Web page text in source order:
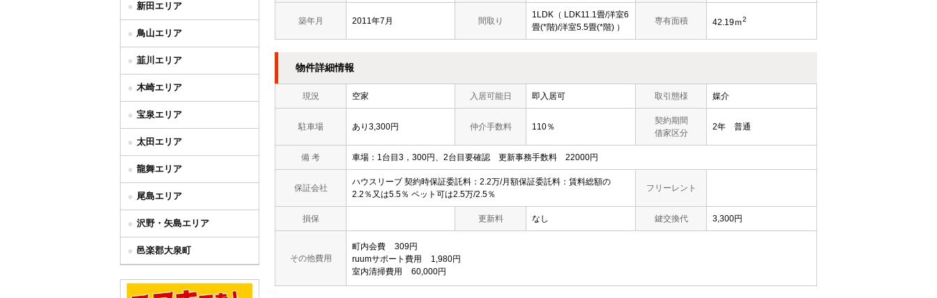
築年月 2011年7月 間取り
1LDK（ LDK11.1畳/洋室6
畳(*階)/洋室5.5畳(*階) ）
専有面積 42.19ｍ2
物件詳細情報
現況 空家 入居可能日 即入居可 取引態様 媒介
駐車場 あり3,300円 仲介手数料 110％
契約期間
借家区分
2年 普通
備 考 車場：1台目3，300円、2台目要確認 更新事務手数料 22000円
保証会社
ハウスリーブ 契約時保証委託料：2.2万/月額保証委託料：賃料総額の
2.2％又は5.5％ ペット可は2.5万/2.5％
フリーレント
損保 更新料 なし 鍵交換代 3,300円
その他費用
町内会費
309円
ruumサポート費用
1,980円
室内清掃費用
60,000円
新田エリア
鳥山エリア
韮川エリア
木崎エリア
宝泉エリア
太田エリア
龍舞エリア
尾島エリア
沢野・矢島エリア
邑楽郡大泉町